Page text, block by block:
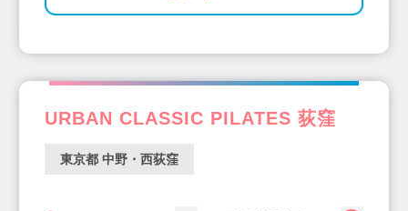
URBAN CLASSIC PILATES 荻窪
東京都 中野・西荻窪